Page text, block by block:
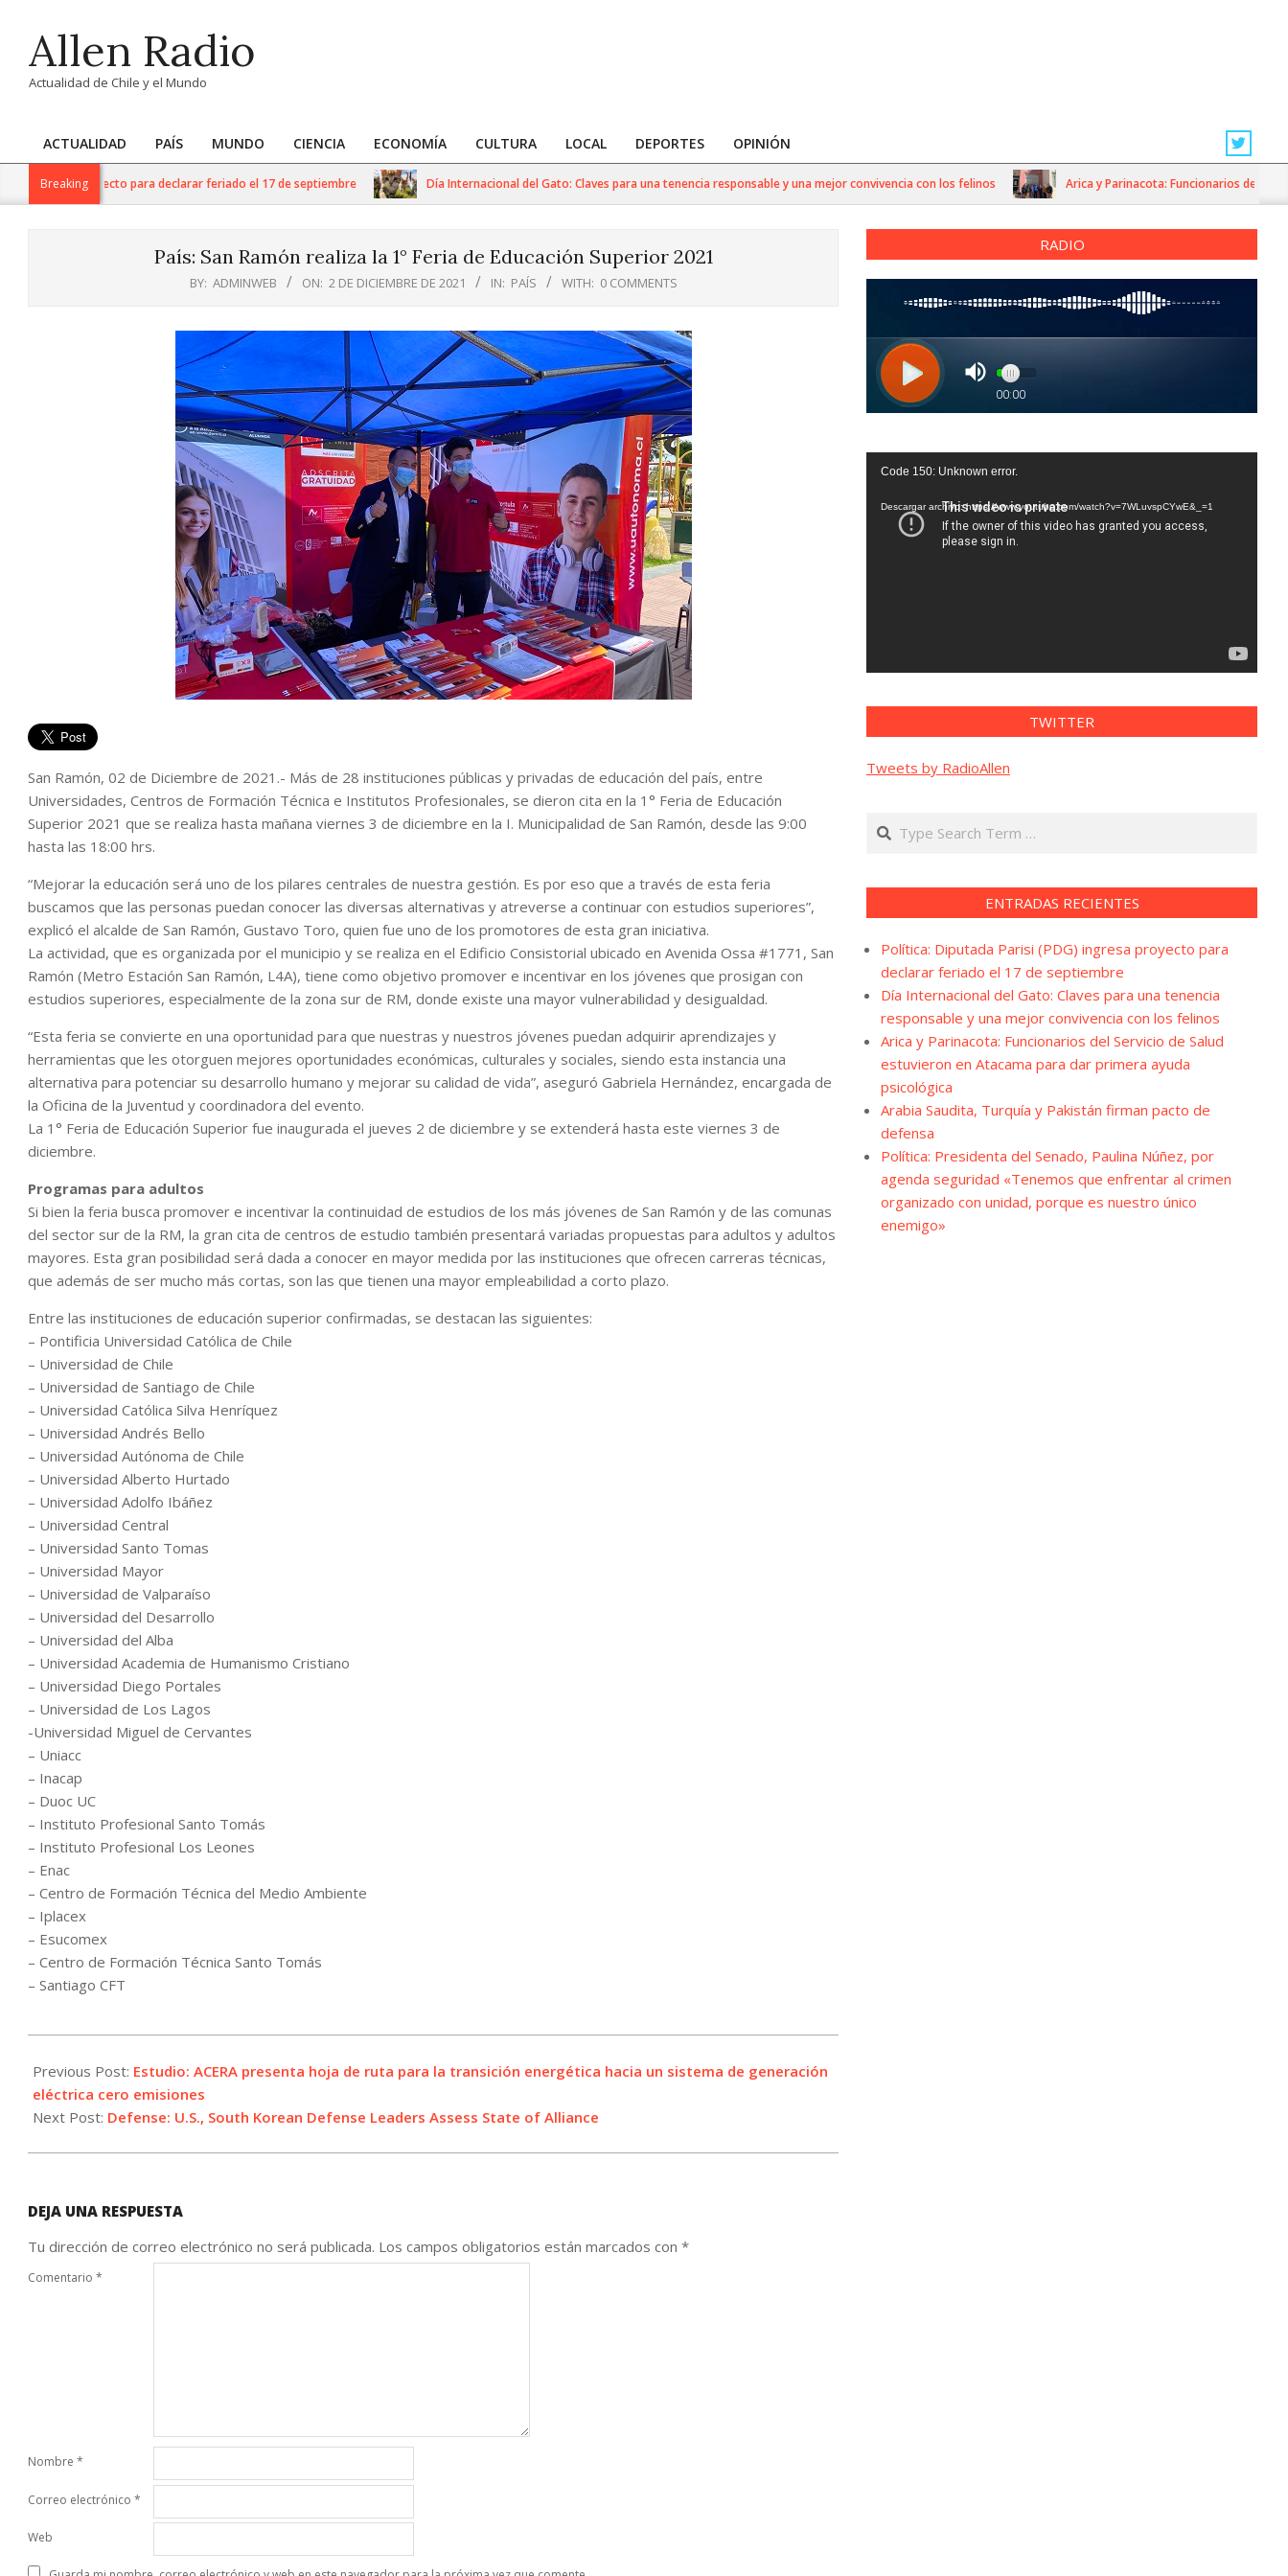
contentAllen Radio
Actualidad de Chile y el Mundo
Primary
Navigation
ACTUALIDAD PAÍS MUNDO CIENCIA ECONOMÍA CULTURA LOCAL DEPORTES OPINIÓN
Breaking
proyecto para declarar feriado el 17 de septiembre Día Internacional del Gato: Claves para una tenencia responsable y una mejor convivencia con los felinos Arica y Parinacota: Funcionarios del Servicio
País: San Ramón realiza la 1° Feria de Educación Superior 2021
BY: ADMINWEB ON: 2 DE DICIEMBRE DE 2021 IN: PAÍS WITH: 0 COMMENTS
San Ramón, 02 de Diciembre de 2021.- Más de 28 instituciones públicas y privadas de educación del país, entre
Universidades, Centros de Formación Técnica e Institutos Profesionales, se dieron cita en la 1° Feria de Educación
Superior 2021 que se realiza hasta mañana viernes 3 de diciembre en la I. Municipalidad de San Ramón, desde las 9:00
hasta las 18:00 hrs.
“Mejorar la educación será uno de los pilares centrales de nuestra gestión. Es por eso que a través de esta feria
buscamos que las personas puedan conocer las diversas alternativas y atreverse a continuar con estudios superiores”,
explicó el alcalde de San Ramón, Gustavo Toro, quien fue uno de los promotores de esta gran iniciativa.
La actividad, que es organizada por el municipio y se realiza en el Edificio Consistorial ubicado en Avenida Ossa #1771, San
Ramón (Metro Estación San Ramón, L4A), tiene como objetivo promover e incentivar en los jóvenes que prosigan con
estudios superiores, especialmente de la zona sur de RM, donde existe una mayor vulnerabilidad y desigualdad.
“Esta feria se convierte en una oportunidad para que nuestras y nuestros jóvenes puedan adquirir aprendizajes y
herramientas que les otorguen mejores oportunidades económicas, culturales y sociales, siendo esta instancia una
alternativa para potenciar su desarrollo humano y mejorar su calidad de vida”, aseguró Gabriela Hernández, encargada de
la Oficina de la Juventud y coordinadora del evento.
La 1° Feria de Educación Superior fue inaugurada el jueves 2 de diciembre y se extenderá hasta este viernes 3 de
diciembre.
Programas para adultos
Si bien la feria busca promover e incentivar la continuidad de estudios de los más jóvenes de San Ramón y de las comunas
del sector sur de la RM, la gran cita de centros de estudio también presentará variadas propuestas para adultos y adultos
mayores. Esta gran posibilidad será dada a conocer en mayor medida por las instituciones que ofrecen carreras técnicas,
que además de ser mucho más cortas, son las que tienen una mayor empleabilidad a corto plazo.
Entre las instituciones de educación superior confirmadas, se destacan las siguientes:
– Pontificia Universidad Católica de Chile
– Universidad de Chile
– Universidad de Santiago de Chile
– Universidad Católica Silva Henríquez
– Universidad Andrés Bello
– Universidad Autónoma de Chile
– Universidad Alberto Hurtado
– Universidad Adolfo Ibáñez
– Universidad Central
– Universidad Santo Tomas
– Universidad Mayor
– Universidad de Valparaíso
– Universidad del Desarrollo
– Universidad del Alba
– Universidad Academia de Humanismo Cristiano
– Universidad Diego Portales
– Universidad de Los Lagos
-Universidad Miguel de Cervantes
– Uniacc
– Inacap
– Duoc UC
– Instituto Profesional Santo Tomás
– Instituto Profesional Los Leones
– Enac
– Centro de Formación Técnica del Medio Ambiente
– Iplacex
– Esucomex
– Centro de Formación Técnica Santo Tomás
– Santiago CFT
12-
02
Previous Post: Estudio: ACERA presenta hoja de ruta para la transición energética hacia un sistema de generación
eléctrica cero emisiones
Next Post: Defense: U.S., South Korean Defense Leaders Assess State of Alliance
DEJA UNA RESPUESTA
Tu dirección de correo electrónico no será publicada. Los campos obligatorios están marcados con *
Comentario *
Nombre *
Correo electrónico *
Web
RADIO
Reproductor
vídeo
Code 150: Unknown error.
Descargar archivo: https://www.youtube.com/watch?v=7WLuvspCYwE&_=1
TWITTER
Tweets by RadioAllen
Search
ENTRADAS RECIENTES
Política: Diputada Parisi (PDG) ingresa proyecto para
declarar feriado el 17 de septiembre
Día Internacional del Gato: Claves para una tenencia
responsable y una mejor convivencia con los felinos
Arica y Parinacota: Funcionarios del Servicio de Salud
estuvieron en Atacama para dar primera ayuda
psicológica
Arabia Saudita, Turquía y Pakistán firman pacto de
defensa
Política: Presidenta del Senado, Paulina Núñez, por
agenda seguridad «Tenemos que enfrentar al crimen
organizado con unidad, porque es nuestro único
enemigo»